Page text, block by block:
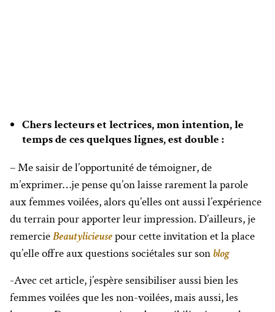
Chers lecteurs et lectrices, mon intention, le
temps de ces quelques lignes, est double :
– Me saisir de l’opportunité de témoigner, de
m’exprimer…je pense qu’on laisse rarement la parole
aux femmes voilées, alors qu’elles ont aussi l’expérience
du terrain pour apporter leur impression. D’ailleurs, je
remercieBeautylicieusepour cette invitation et la place
qu’elle offre aux questions sociétales sur sonblog
-Avec cet article, j’espère sensibiliser aussi bien les
femmes voilées que les non-voilées, mais aussi, les